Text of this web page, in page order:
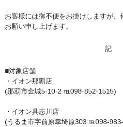
お客様には御不便をお掛けしますが、
お願い申し上げます。
記
■対象店舗
・イオン那覇店
(那覇市金城5-10-2 ℡098-852-1515)
・イオン具志川店
(うるま市字前原幸埼原303 ℡098-